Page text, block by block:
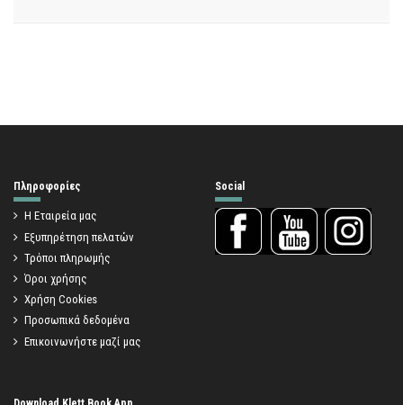
Πληροφορίες
Η Εταιρεία μας
Εξυπηρέτηση πελατών
Τρόποι πληρωμής
Όροι χρήσης
Χρήση Cookies
Προσωπικά δεδομένα
Επικοινωνήστε μαζί μας
Social